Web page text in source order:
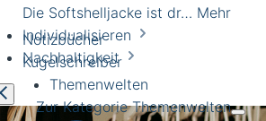
Notizbücher
Kugelschreiber
Themenwelten
Zur Kategorie Themenwelten
Die Softshelljacke ist dr… Mehr
Individualisieren
Nachhaltigkeit